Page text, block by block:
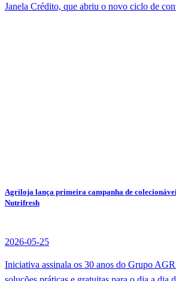
Janela Crédito, que abriu o novo ciclo de
Agriloja lança primeira campanha de
Nutrifresh
2026-05-25
Iniciativa assinala os 30 anos do Grupo